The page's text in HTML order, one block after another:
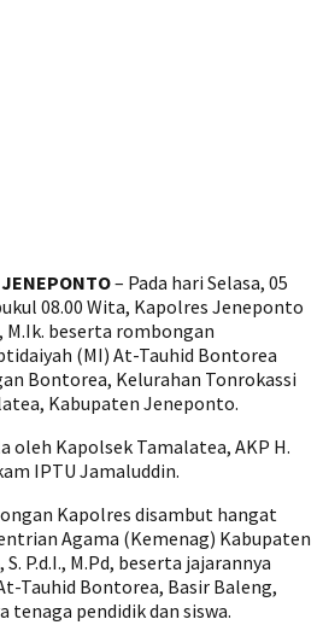
– Pada hari Selasa, 05
08.00 Wita, Kapolres Jeneponto
M.Ik. beserta rombongan
(MI) At-Tauhid Bontorea
Bontorea, Kelurahan Tonrokassi
Kabupaten Jeneponto.
oleh Kapolsek Tamalatea, AKP H.
IPTU Jamaluddin.
Kapolres disambut hangat
Agama (Kemenag) Kabupaten
P.d.I., M.Pd, beserta jajarannya
Tauhid Bontorea, Basir Baleng,
tenaga pendidik dan siswa.